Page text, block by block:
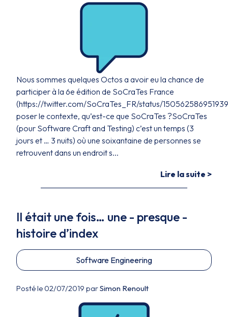
Nous sommes quelques Octos a avoir eu la chance de
participer à la 6e édition de SoCraTes France
(https://twitter.com/SoCraTes_FR/status/
poser le contexte, qu’est-ce que SoCraTes ?SoCraTes
(pour Software Craft and Testing) c’est un temps (3
jours et … 3 nuits) où une soixantaine de personnes se
retrouvent dans un endroit s...
Lire la suite >
Il était une fois… une - presque -
histoire d’index
Software Engineering
Posté le 02/07/2019 parSimon Renoult